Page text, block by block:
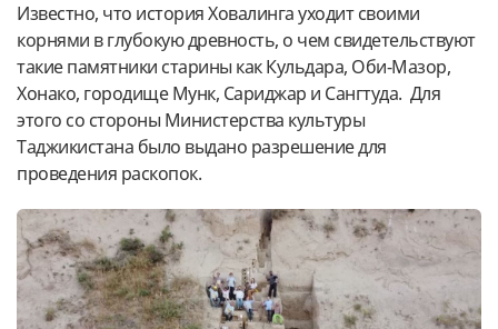
Известно, что история Ховалинга уходит своими
корнями в глубокую древность, о чем свидетельствуют
такие памятники старины как Кульдара, Оби-Мазор,
Хонако, городище Мунк, Сариджар и Сангтуда. Для
этого со стороны Министерства культуры
Таджикистана было выдано разрешение для
проведения раскопок.